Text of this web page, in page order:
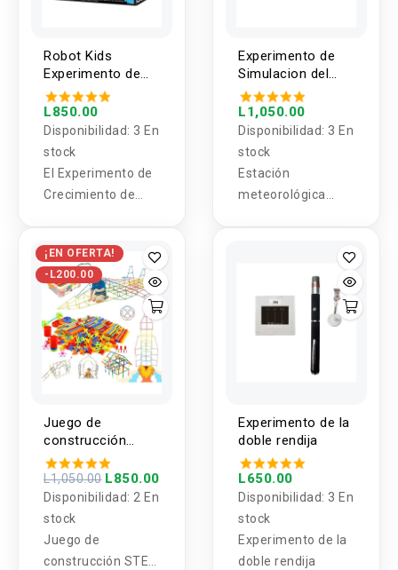
codificación, que
permite a los niños
las habilidades
para convertir su
imaginación en
realidad y
experimentar el
Robot Kids
Experimento de
cultivo de
cristales
L850.00
Disponibilidad: 3 En
stock
El Experimento de
Crecimiento de
adultos sobre la
belleza y
complejidad del
crecimiento de
cristales con
resultados
sorprendentes.
las instrucciones
para realizar siete
experimentos
diferentes de
cultivo de cristales.
Observe cómo
cada cristal
Experimento de
Simulacion del
Ciclo del Agua
L1,050.00
Disponibilidad: 3 En
stock
Estación
meteorológica
simular el ciclo del
¡EN OFERTA!
-L200.00
Juego de
construcción
STEM 600 piezas,
bloques de tubos
entrelazados (DIY)
L1,050.00 L850.00
Disponibilidad: 2 En
stock
Juego de
construcción STEM
Experimento de la
doble rendija
L650.00
Disponibilidad: 3 En
stock
Experimento de la
doble rendija